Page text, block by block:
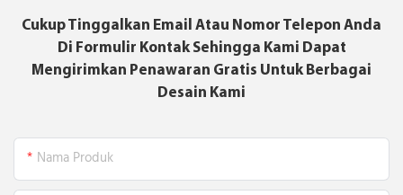
Cukup Tinggalkan Email Atau Nomor Telepon Anda
Di Formulir Kontak Sehingga Kami Dapat
Mengirimkan Penawaran Gratis Untuk Berbagai
Desain Kami
Nama Produk